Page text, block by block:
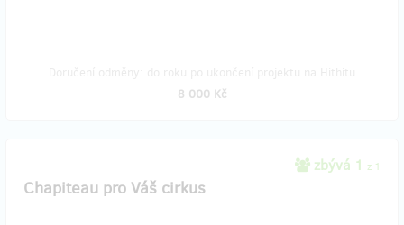
8 000 Kč
zbývá 1 z 1
Chapiteau pro Váš cirkus